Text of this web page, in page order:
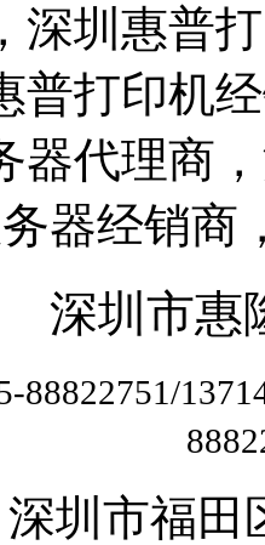
深圳惠普
普打印机
器代理商
器经销商
深圳市惠
88822751/
圳市福田